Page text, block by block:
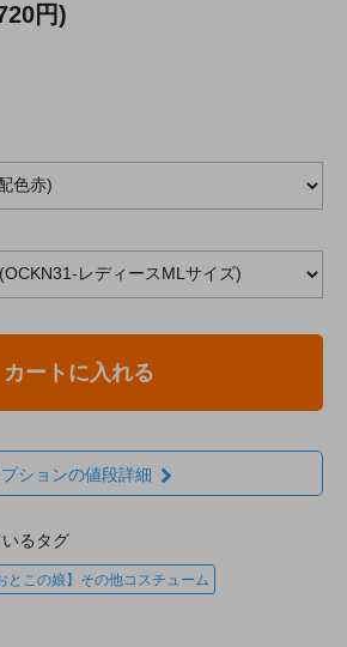
円)
カートに入れる
ションの値段詳細
るタグ
とこの娘】その他コスチューム